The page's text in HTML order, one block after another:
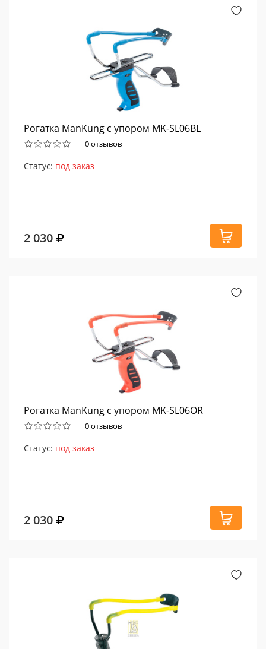
Рогатка ManKung с упором MK-SL06BL
0 отзывов
Статус: под заказ
2 030
Рогатка ManKung с упором MK-SL06OR
0 отзывов
Статус: под заказ
2 030